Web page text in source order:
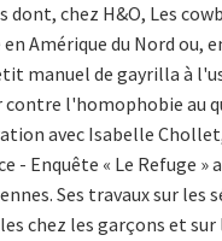
dont, chez H&O, Les
en Amérique du Nord ou,
manuel de gayrilla à
l'homophobie au
avec Isabelle
- Enquête « Le Refuge »
Ses travaux sur les
chez les garçons et